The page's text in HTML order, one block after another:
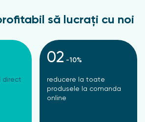
să lucrați cu noi
direct
02 -10%
reducere la toate
produsele la comanda
online